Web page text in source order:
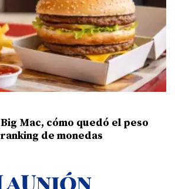
Mac, cómo quedó el peso
de monedas